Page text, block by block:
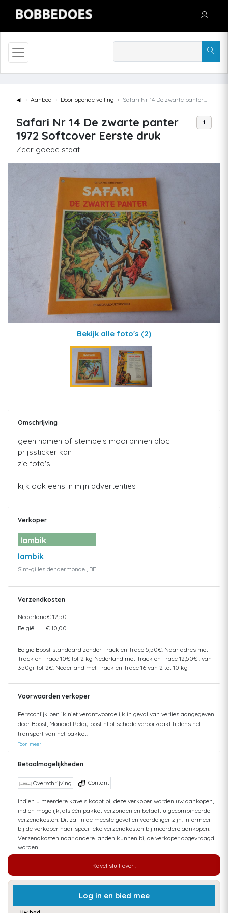
◄ Aanbod Doorlopende veiling Safari Nr 14 De zwarte panter 1972 Softcover Eerste druk
Safari Nr 14 De zwarte panter
1972 Softcover Eerste druk
Zeer goede staat
1
Bekijk alle foto's (2)
Omschrijving
geen namen of stempels mooi binnen bloc
prijssticker kan
zie foto's
kijk ook eens in mijn advertenties
Verkoper
lambik
lambik
Sint-gilles dendermonde , BE
Verzendkosten
Nederland€ 12,50
België
€ 10,00
Belgie Bpost standaard zonder Track en Trace 5,50€. Naar adres met
Track en Trace 10€ tot 2 kg Nederland met Track en Trace 12,50€ . van
350gr tot 2€. Nederland met Track en Trace 16 van 2 tot 10 kg
Voorwaarden verkoper
Persoonlijk ben ik niet verantwoordelijk in geval van verlies aangegeven
door Bpost, Mondial Relay post nl of schade veroorzaakt tijdens het
transport van het pakket.
Toon meer
Betaalmogelijkheden
Overschrijving Contant
Indien u meerdere kavels koopt bij deze verkoper worden uw aankopen,
indien mogelijk, als één pakket verzonden en betaalt u gecombineerde
verzendkosten. Dit zal in de meeste gevallen voordeliger zijn. Informeer
bij de verkoper naar specifieke verzendkosten bij meerdere aankopen.
Verzendkosten naar andere landen kunnen bij de verkoper opgevraagd
worden.
Kavel sluit over :
Log in en bied mee